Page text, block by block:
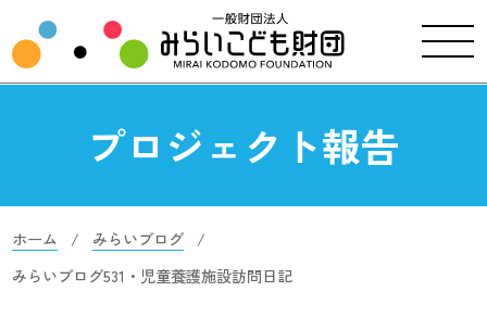
プロジェクト報告
ホーム
みらいブログ
みらいブログ531・児童養護施設訪問日記